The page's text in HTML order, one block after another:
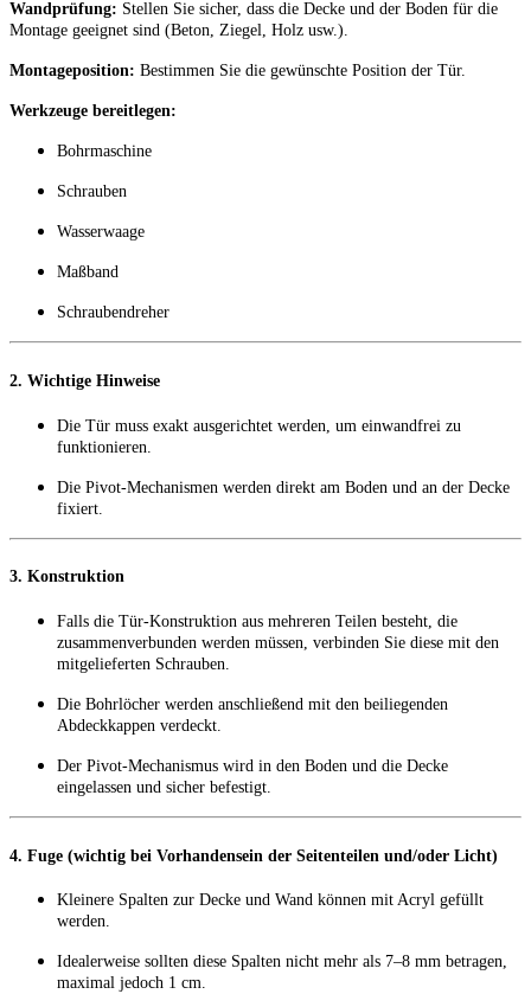
Wandprüfung: Stellen Sie sicher, dass die Decke und der Boden für die
Montage geeignet sind (Beton, Ziegel, Holz usw.).
Montageposition: Bestimmen Sie die gewünschte Position der Tür.
Werkzeuge bereitlegen:
Bohrmaschine
Schrauben
Wasserwaage
Maßband
Schraubendreher
2. Wichtige Hinweise
Die Tür muss exakt ausgerichtet werden, um einwandfrei zu
funktionieren.
Die Pivot-Mechanismen werden direkt am Boden und an der Decke
fixiert.
3. Konstruktion
Falls die Tür-Konstruktion aus mehreren Teilen besteht, die
zusammenverbunden werden müssen, verbinden Sie diese mit den
mitgelieferten Schrauben.
Die Bohrlöcher werden anschließend mit den beiliegenden
Abdeckkappen verdeckt.
Der Pivot-Mechanismus wird in den Boden und die Decke
eingelassen und sicher befestigt.
4. Fuge (wichtig bei Vorhandensein der Seitenteilen und/oder Licht)
Kleinere Spalten zur Decke und Wand können mit Acryl gefüllt
werden.
Idealerweise sollten diese Spalten nicht mehr als 7–8 mm betragen,
maximal jedoch 1 cm.